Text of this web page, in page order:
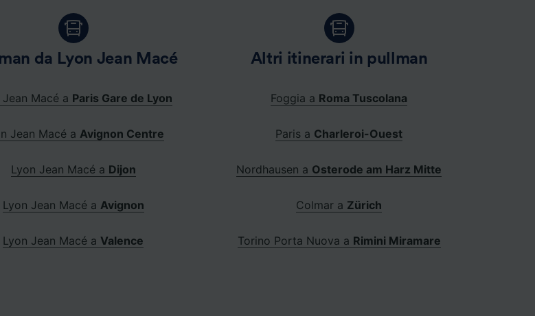
da Lyon Jean Macé
Jean Macé a Paris Gare de Lyon
Jean Macé aAvignon Centre
Lyon Jean Macé a Dijon
Lyon Jean Macé a Avignon
Lyon Jean Macé a Valence
Altri itinerari in pullman
Foggia a Roma Tuscolana
Paris a Charleroi-Ouest
Nordhausen a Osterode am Harz Mitte
Colmar a Zürich
Torino Porta Nuova a Rimini Miramare